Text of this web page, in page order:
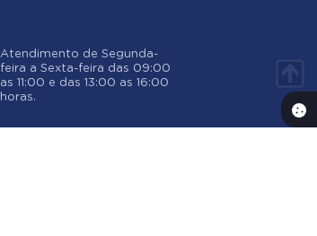
Atendimento de Segunda-
feira a Sexta-feira das 09:00
as 11:00 e das 13:00 as 16:00
horas.